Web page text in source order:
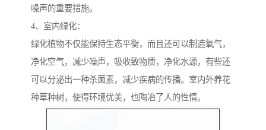
噪声的重要措施。
4、室内绿化：
绿化植物不仅能保持生态平衡，而且还可以制造氧气，
净化空气，减少噪声，吸收致物质，净化水源，有些还
可以分泌出一种杀菌素，减少疾病的传播。室内外养花
种草种树，使得环境优美，也陶冶了人的性情。